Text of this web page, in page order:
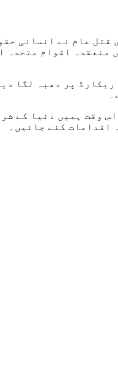
عام نے انسانی
وقت ہمیں دنیا کے
اقدامات کئے جائیں۔